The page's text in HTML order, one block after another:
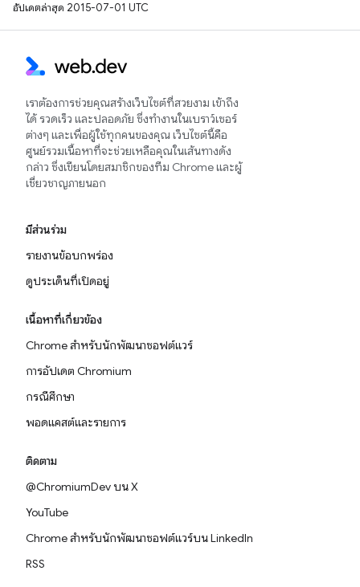
อัปเดตล่าสุด 2015-07-01 UTC
เราต้องการช่วยคุณสร้างเว็บไซต์ที่สวยงาม เข้าถึง
ได้ รวดเร็ว และปลอดภัย ซึ่งทำงานในเบราว์เซอร์
ต่างๆ และเพื่อผู้ใช้ทุกคนของคุณ เว็บไซต์นี้คือ
ศูนย์รวมเนื้อหาที่จะช่วยเหลือคุณในเส้นทางดัง
กล่าว ซึ่งเขียนโดยสมาชิกของทีม Chrome และผู้
เชี่ยวชาญภายนอก
มีส่วนร่วม
รายงานข้อบกพร่อง
ดูประเด็นที่เปิดอยู่
เนื้อหาที่เกี่ยวข้อง
Chrome สำหรับนักพัฒนาซอฟต์แวร์
การอัปเดต Chromium
กรณีศึกษา
พอดแคสต์และรายการ
ติดตาม
@ChromiumDev บน X
YouTube
Chrome สำหรับนักพัฒนาซอฟต์แวร์บน LinkedIn
RSS